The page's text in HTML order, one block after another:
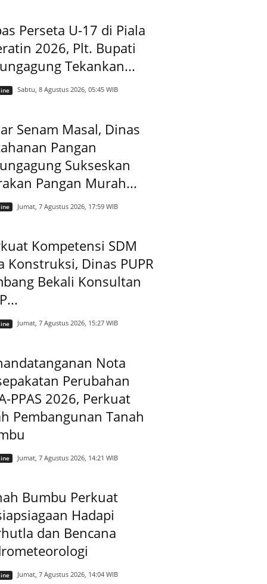
Perseta U-17 di Piala
2026, Plt. Bupati
Tekankan...
Sabtu, 8 Agustus 2026, 05:45 WIB
Senam Masal, Dinas
Pangan
Sukseskan
Pangan Murah...
Jumat, 7 Agustus 2026, 17:59 WIB
Kompetensi SDM
Konstruksi, Dinas PUPR
Bekali Konsultan
Jumat, 7 Agustus 2026, 15:27 WIB
Nota
Perubahan
PPAS 2026, Perkuat
Pembangunan Tanah
Jumat, 7 Agustus 2026, 14:21 WIB
Bumbu Perkuat
Hadapi
dan Bencana
Jumat, 7 Agustus 2026, 14:04 WIB